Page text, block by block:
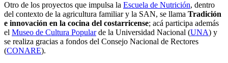
Otro de los proyectos que impulsa la Escuela de Nutrición, dentro
del contexto de la agricultura familiar y la SAN, se llama Tradición
e innovación en la cocina del costarricense; acá participa además
el Museo de Cultura Popularde la Universidad Nacional (UNA) y
se realiza gracias a fondos del Consejo Nacional de Rectores
(CONARE).